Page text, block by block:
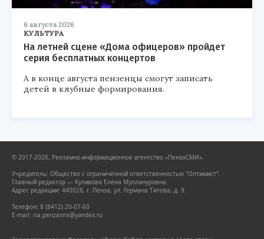
6 августа 2026
КУЛЬТУРА
На летней сцене «Дома офицеров» пройдет
серия бесплатных концертов
А в конце августа пензенцы смогут записать
детей в клубные формирования.
© 2017-2026, Рекламно-информационное агентство «ПензаСМИ».
Учредитель: Общество с ограниченной ответственностью "Оптимист".
Главный редактор — Куликова Елена Муллануровна.
Адрес редакции: 440028, г. Пенза, ул. Германа Титова, д. 9.
Телефон: 8 (8412) 20-07-60
E-mail: ria.penzasmi@yandex.ru